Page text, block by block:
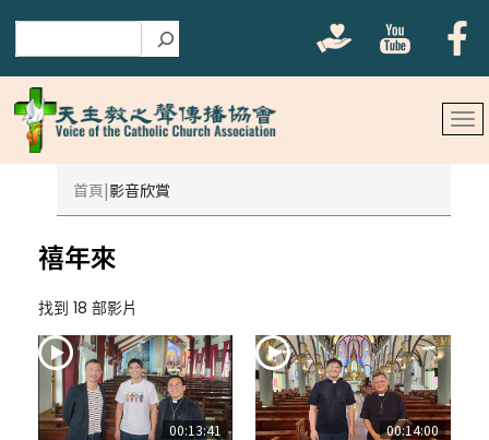
首頁 影音欣賞
禧年來
找到 18 部影片
00:13:41 00:14:00